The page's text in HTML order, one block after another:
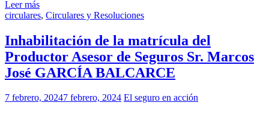
Leer más
circulares, Circulares y Resoluciones
Inhabilitación de la matrícula del
Productor Asesor de Seguros Sr. Marcos
José GARCÍA BALCARCE
7 febrero, 20247 febrero, 2024 El seguro en acción